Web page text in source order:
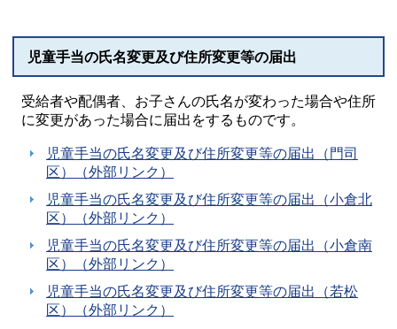
児童手当の氏名変更及び住所変更等の届出
受給者や配偶者、お子さんの氏名が変わった場合や住所
に変更があった場合に届出をするものです。
児童手当の氏名変更及び住所変更等の届出（門司
区）（外部リンク）
児童手当の氏名変更及び住所変更等の届出（小倉北
区）（外部リンク）
児童手当の氏名変更及び住所変更等の届出（小倉南
区）（外部リンク）
児童手当の氏名変更及び住所変更等の届出（若松
区）（外部リンク）